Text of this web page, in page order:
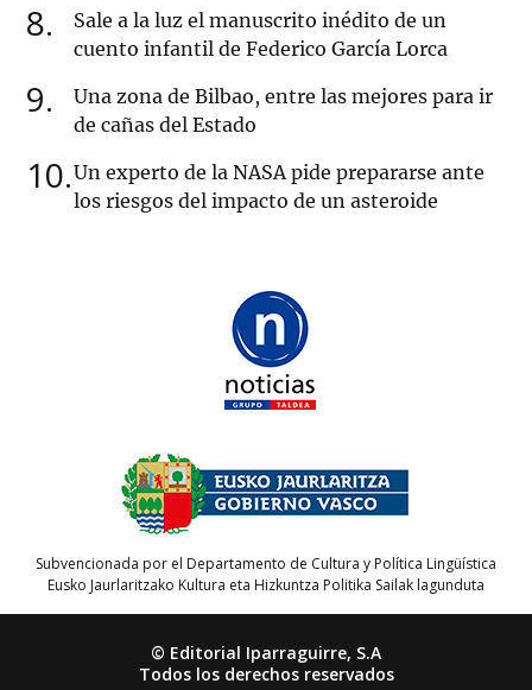
8
Sale a la luz el manuscrito inédito de un
cuento infantil de Federico García Lorca
9
Una zona de Bilbao, entre las mejores para ir
de cañas del Estado
10 Un experto de la NASA pide prepararse ante
los riesgos del impacto de un asteroide
Subvencionada por el Departamento de Cultura y Política Lingüística
Eusko Jaurlaritzako Kultura eta Hizkuntza Politika Sailak lagunduta
© Editorial Iparraguirre, S.A
Todos los derechos reservados